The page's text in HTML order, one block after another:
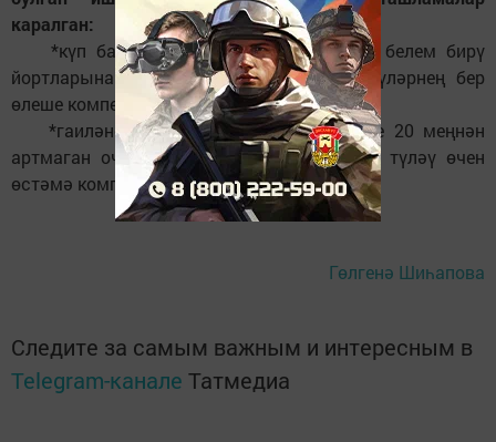
каралган:
*күп балалы гаиләләргә мәктәпкәчә белем бирү
йортларына йөрүче балалары өчен түләүләрнең бер
өлеше компенсацияләнә;
*гаиләнең җан башына айлык кереме 20 меңнән
артмаган очракта да балалар бакчасына түләү өчен
өстәмә компенсация каралган.
Гөлгенә Шиһапова
Следите за самым важным и интересным в
Telegram-канале Татмедиа